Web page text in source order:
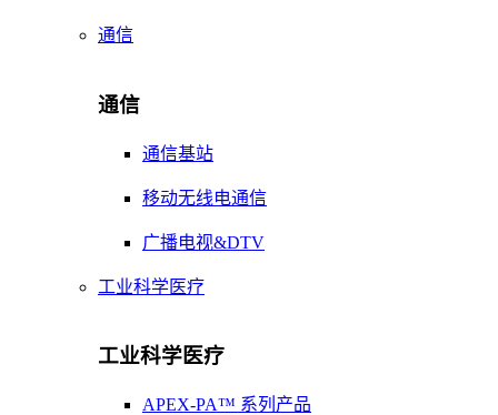
通信
通信
通信基站
移动无线电通信
广播电视&DTV
工业科学医疗
工业科学医疗
APEX-PA™ 系列产品